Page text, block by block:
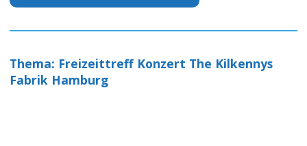
Thema: Freizeittreff Konzert The Kilkennys
Fabrik Hamburg